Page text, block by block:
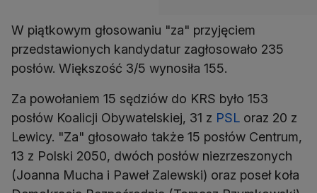
W piątkowym głosowaniu "za" przyjęciem
przedstawionych kandydatur zagłosowało 235
posłów. Większość 3/5 wynosiła 155.
Za powołaniem 15 sędziów do KRS było 153
posłów Koalicji Obywatelskiej, 31 z PSL oraz 20 z
Lewicy. "Za" głosowało także 15 posłów Centrum,
13 z Polski 2050, dwóch posłów niezrzeszonych
(Joanna Mucha i Paweł Zalewski) oraz poseł koła